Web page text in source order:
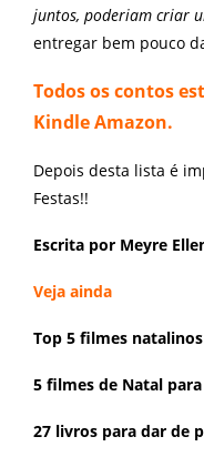
juntos, poderiam criar
entregar bem pouco
Todos os contos
Kindle Amazon.
Depois desta lista é
Festas!!
Escrita por Meyre
Veja ainda
Top 5 filmes natalinos
5 filmes de Natal
27 livros para dar de